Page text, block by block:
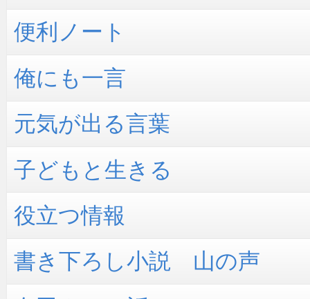
便利ノート
俺にも一言
元気が出る言葉
子どもと生きる
役立つ情報
書き下ろし小説 山の声